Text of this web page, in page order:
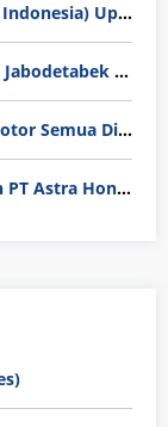
Gaji Karyawan PT KAI (Kereta Api Indonesia) Update 2025
Rata-Rata Gaji Operator Produksi Jabodetabek 2025: Bedah Tuntas UMK, Lemburan, dan Realita Hidup Buruh
Gaji Karyawan Honda Prospect Motor Semua Divisi
Gaji Operator Produksi 2026: Pilih PT Astra Honda Motor (AHM) atau Manufaktur di Jepang?